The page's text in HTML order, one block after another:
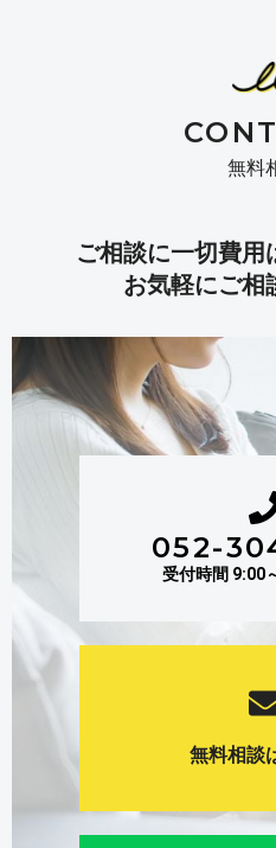
無料
ご相談に一切費用
お気軽にご相
052-
受付時間 9:00
無料相談